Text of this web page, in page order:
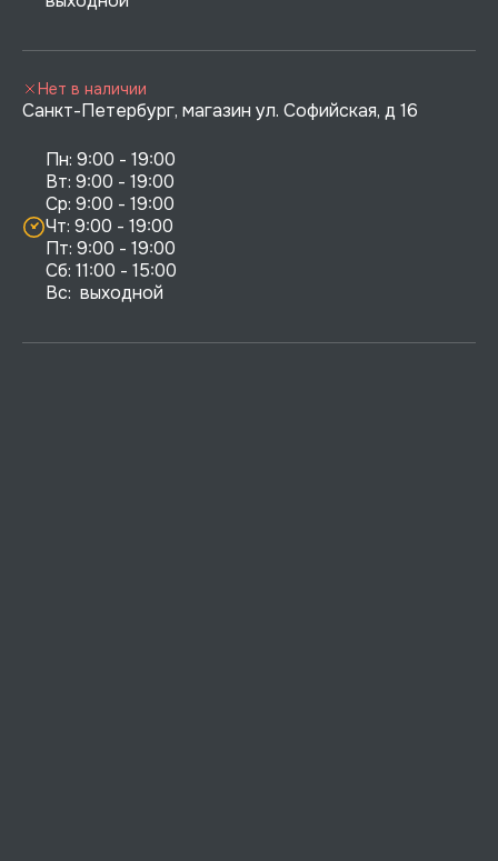
Санкт-Петербург, магазин ул. Софийская, д 16
Пн: 9:00 - 19:00
Вт: 9:00 - 19:00
Ср: 9:00 - 19:00
Чт: 9:00 - 19:00
Пт: 9:00 - 19:00
Сб: 11:00 - 15:00
Вс:  выходной
Нет в наличии